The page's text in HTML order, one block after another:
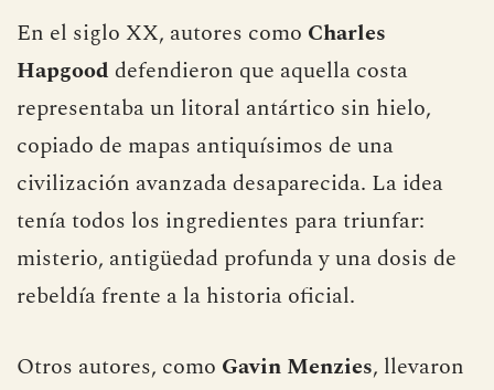
En el siglo XX, autores como Charles
Hapgood defendieron que aquella costa
representaba un litoral antártico sin hielo,
copiado de mapas antiquísimos de una
civilización avanzada desaparecida. La idea
tenía todos los ingredientes para triunfar:
misterio, antigüedad profunda y una dosis de
rebeldía frente a la historia oficial.
Otros autores, como Gavin Menzies, llevaron